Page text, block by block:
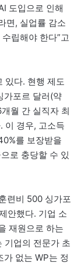
도입으로 인해
면, 실업률 감소
립해야 한다”고
있다. 현행 제도
가포르 달러(약
월 간 실직자 최
이 경우, 고소득
를 보장받을
로 충당할 수 있
련비 500 싱가포
안했다. 기업 소
재원으로 하는
기업의 전문가 초
가 없는 WP는 정